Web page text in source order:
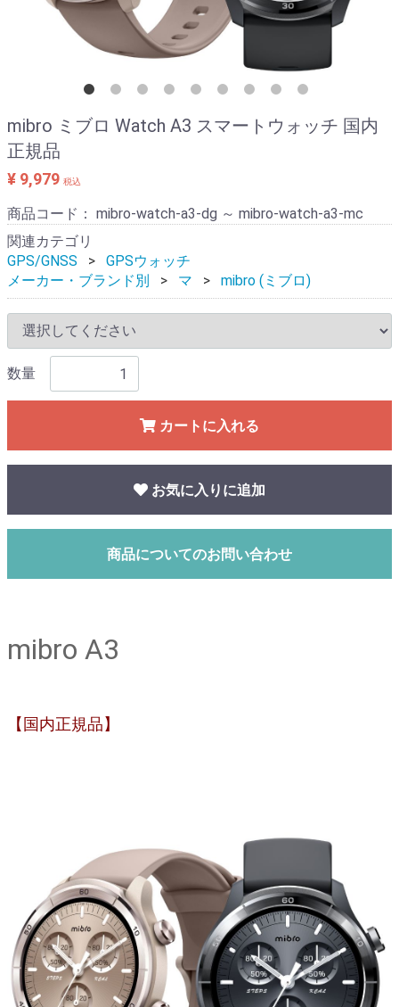
mibro ミブロ Watch A3 スマートウォッチ 国内
正規品
¥ 9,979 税込
商品コード： mibro-watch-a3-dg ～ mibro-watch-a3-mc
関連カテゴリ
GPS/GNSS
GPSウォッチ
メーカー・ブランド別
マ mibro (ミブロ)
数量
カートに入れる
お気に入りに追加
商品についてのお問い合わせ
mibro A3
【国内正規品】